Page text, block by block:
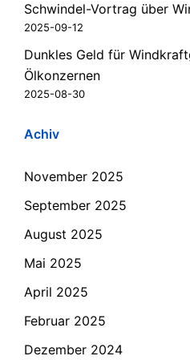
Schwindel-Vortrag über
2025-09-12
Dunkles Geld für
Ölkonzernen
2025-08-30
Achiv
November 2025
September 2025
August 2025
Mai 2025
April 2025
Februar 2025
Dezember 2024